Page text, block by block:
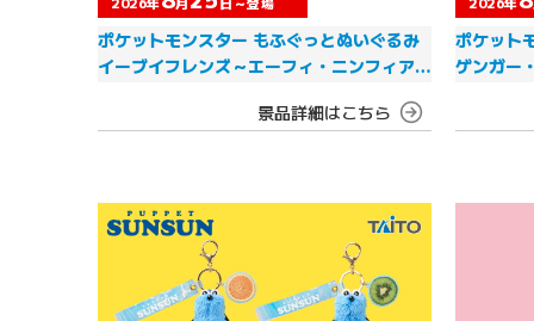
ポケットモンスター もふぐっとぬいぐるみ
イーブイフレンズ～エーフィ・ニンフィア～
ポケット
ゲンガー